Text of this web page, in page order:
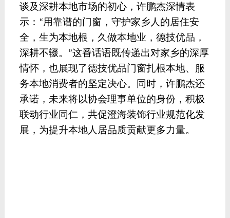
谈及深耕本地市场的初心，许鹏杰深情表
示： “用靠谱的门窗，守护家乡人的居住安
全，生为本地根，久做本地业，德技优品，
深耕不辍。
”这番话语既传递出对家乡的深厚
情怀，也展现了德技优品门窗扎根本地、服
务本地消费者的坚定决心。同时， 许鹏杰还
承诺，未来将以协会理事单位的身份，积极
联动行业同仁，共促澄海装饰行业规范化发
展，为提升本地人居品质贡献更多力量。